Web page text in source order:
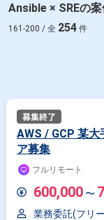
Ansible × SREの
161-200 / 全 254 件
AWS / GCP 某
ア募集
フルリモート
600,000 〜
業務委託(フリ